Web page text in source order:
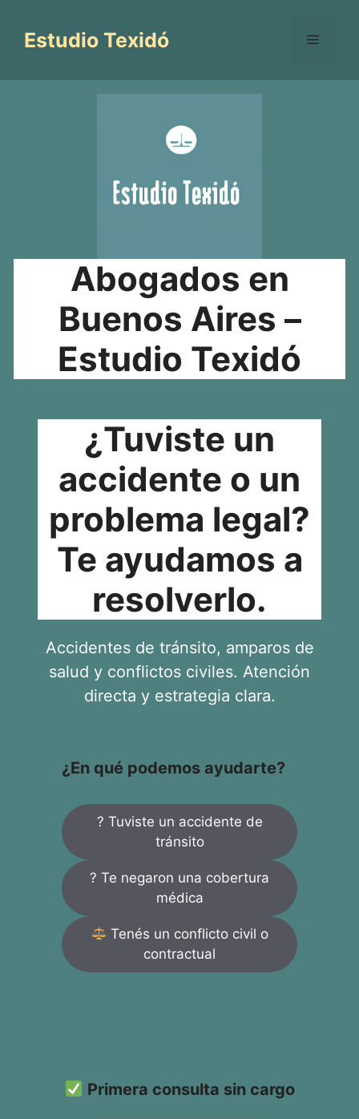
contenido
Estudio Texidó Menú
Abogados en
Buenos Aires –
Estudio Texidó
¿Tuviste un
accidente o un
problema legal?
Te ayudamos a
resolverlo.
Accidentes de tránsito, amparos de
salud y conflictos civiles. Atención
directa y estrategia clara.
¿En qué podemos ayudarte?
? Tuviste un accidente de
tránsito
? Te negaron una cobertura
médica
Tenés un conflicto civil o
contractual
Primera consulta sin cargo